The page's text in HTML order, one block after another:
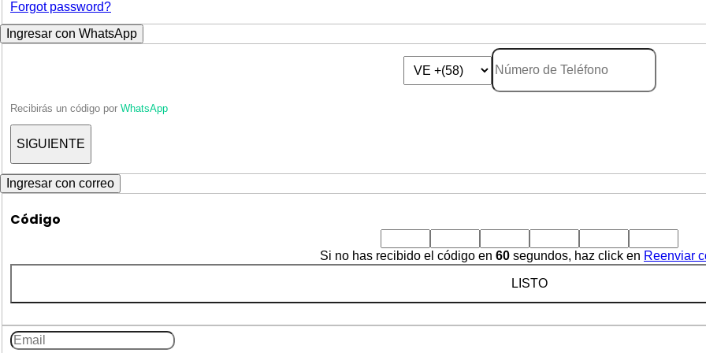
Forgot password?
Ingresar con WhatsApp
Recibirás un código por WhatsApp
Ingresar con correo
Código
Si no has recibido el código en 60 segundos, haz click en Reenviar
LISTO